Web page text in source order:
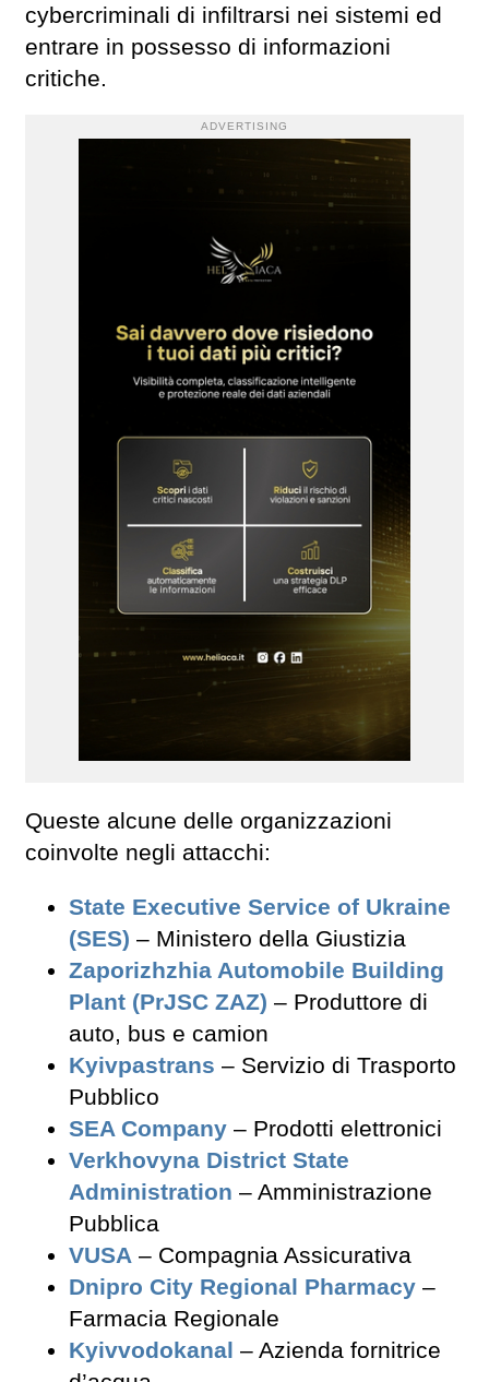
cybercriminali di infiltrarsi nei sistemi ed
entrare in possesso di informazioni
critiche.
ADVERTISING
Queste alcune delle organizzazioni
coinvolte negli attacchi:
State Executive Service of Ukraine
(SES) – Ministero della Giustizia
Zaporizhzhia Automobile Building
Plant (PrJSC ZAZ) – Produttore di
auto, bus e camion
Kyivpastrans – Servizio di Trasporto
Pubblico
SEA Company – Prodotti elettronici
Verkhovyna District State
Administration – Amministrazione
Pubblica
VUSA – Compagnia Assicurativa
Dnipro City Regional Pharmacy –
Farmacia Regionale
Kyivvodokanal – Azienda fornitrice